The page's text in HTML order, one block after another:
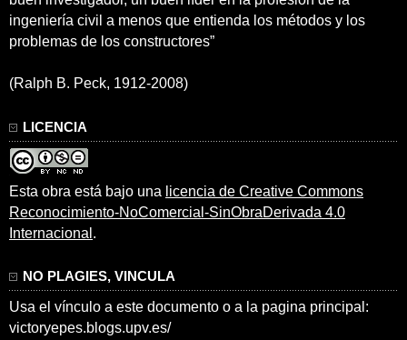
ingeniería civil a menos que entienda los métodos y los
problemas de los constructores”
(Ralph B. Peck, 1912-2008)
LICENCIA
Esta obra está bajo una licencia de Creative Commons
Reconocimiento-NoComercial-SinObraDerivada 4.0
Internacional .
NO PLAGIES, VINCULA
Usa el vínculo a este documento o a la pagina principal:
victoryepes.blogs.upv.es/